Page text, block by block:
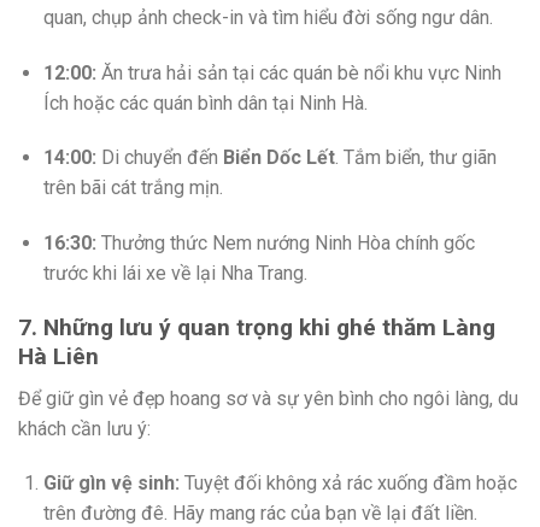
quan, chụp ảnh check-in và tìm hiểu đời sống ngư dân.
12:00: Ăn trưa hải sản tại các quán bè nổi khu vực Ninh
Ích hoặc các quán bình dân tại Ninh Hà.
14:00: Di chuyển đến Biển Dốc Lết. Tắm biển, thư giãn
trên bãi cát trắng mịn.
16:30: Thưởng thức Nem nướng Ninh Hòa chính gốc
trước khi lái xe về lại Nha Trang.
7. Những lưu ý quan trọng khi ghé thăm Làng
Hà Liên
Để giữ gìn vẻ đẹp hoang sơ và sự yên bình cho ngôi làng, du
khách cần lưu ý:
Giữ gìn vệ sinh: Tuyệt đối không xả rác xuống đầm hoặc
trên đường đê. Hãy mang rác của bạn về lại đất liền.